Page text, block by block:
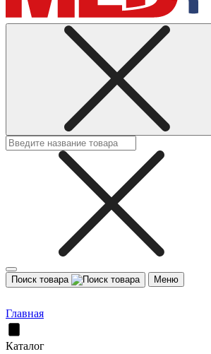
Поиск товара Меню
Главная
Каталог